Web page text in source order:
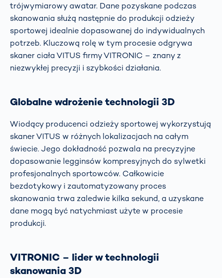
trójwymiarowy awatar. Dane pozyskane podczas
skanowania służą następnie do produkcji odzieży
sportowej idealnie dopasowanej do indywidualnych
potrzeb. Kluczową rolę w tym procesie odgrywa
skaner ciała VITUS firmy VITRONIC – znany z
niezwykłej precyzji i szybkości działania.
Globalne wdrożenie technologii 3D
Wiodący producenci odzieży sportowej wykorzystują
skaner VITUS w różnych lokalizacjach na całym
świecie. Jego dokładność pozwala na precyzyjne
dopasowanie legginsów kompresyjnych do sylwetki
profesjonalnych sportowców. Całkowicie
bezdotykowy i zautomatyzowany proces
skanowania trwa zaledwie kilka sekund, a uzyskane
dane mogą być natychmiast użyte w procesie
produkcji.
VITRONIC – lider w technologii
skanowania 3D